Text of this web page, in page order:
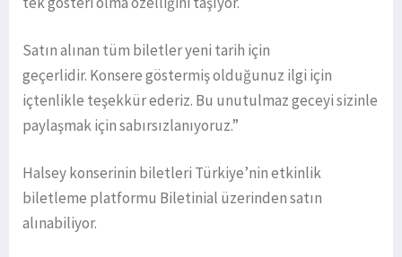
Satın alınan tüm biletler yeni tarih için
geçerlidir. Konsere göstermiş olduğunuz ilgi için
içtenlikle teşekkür ederiz. Bu unutulmaz geceyi sizinle
paylaşmak için sabırsızlanıyoruz.”
Halsey konserinin biletleri Türkiye’nin etkinlik
biletleme platformu Biletinial üzerinden satın
alınabiliyor.